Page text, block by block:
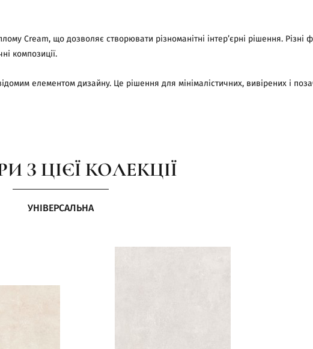
Cream, що дозволяє створювати різноманітні інтер’єрні рішення. Різні
композиції.
елементом дизайну. Це рішення для мінімалістичних, вивірених і
З ЦІЄЇ КОЛЕКЦІЇ
УНІВЕРСАЛЬНА